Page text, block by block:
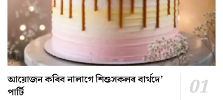
আয়োজন কৰিব নালাগে শিশুসকলৰ বাৰ্থদে’
পাৰ্টি